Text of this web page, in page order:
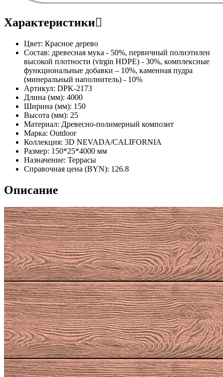
Характеристики
Цвет: Красное дерево
Состав: древесная мука - 50%, первичный полиэтилен
высокой плотности (virgin HDPE) - 30%, комплексные
функциональные добавки – 10%, каменная пудра
(минеральный наполнитель) - 10%
Артикул: DPK-2173
Длина (мм): 4000
Ширина (мм): 150
Высота (мм): 25
Материал: Древесно-полимерный композит
Марка: Outdoor
Коллекция: 3D NEVADA/CALIFORNIA
Размер: 150*25*4000 мм
Назначение: Террасы
Справочная цена (BYN): 126.8
Описание